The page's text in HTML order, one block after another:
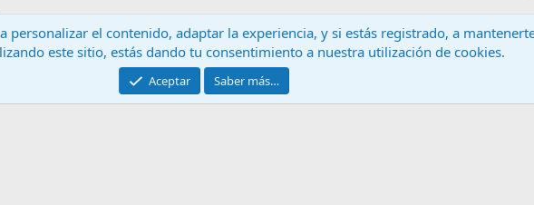
Contáctanos Términos y reglas
Community platform by XenForo® © 2010-2024 XenForo Ltd.
personalizar el contenido, adaptar la experiencia, y si estás registrado, a
este sitio, estás dando tu consentimiento a nuestra utilización de cookies.
Aceptar Saber más…